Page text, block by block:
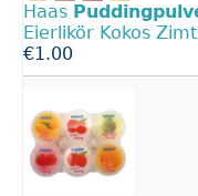
Haas
Eierlikör Kokos
€1.00